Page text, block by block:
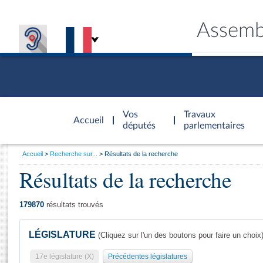
Accueil
d'accueil
Vos
députés
Travaux
parlementaires
Général
Vous
Accueil Recherche sur... Résultats de la recherche
Résultats de la recherche
179870 résultats trouvés
LÉGISLATURE (Cliquez sur l'un des boutons pour faire un choix)
17e législature (X) Précédentes législatures